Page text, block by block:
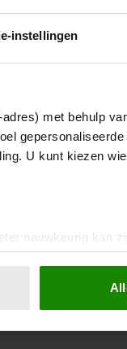
instellingen
met behulp
U kunt kiezen
nauwkeurig kan
voor social